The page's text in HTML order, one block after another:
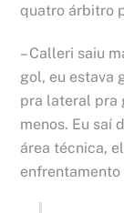
quatro árbitro
– Calleri saiu
gol, eu estava
pra lateral pra
menos. Eu saí
área técnica,
enfrentamento